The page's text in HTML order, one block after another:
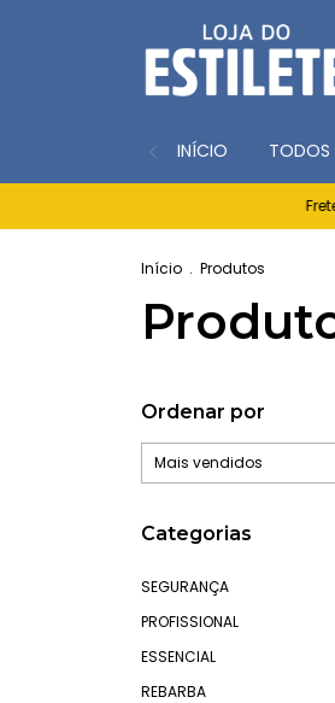
INÍCIO TODOS
Frete Grátis
Início . Produtos
Ordenar por
Categorias
SEGURANÇA
PROFISSIONAL
ESSENCIAL
REBARBA